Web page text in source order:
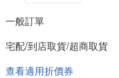
一般訂單
宅配/到店取貨/超商取貨
查看適用折價券